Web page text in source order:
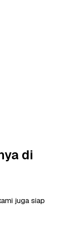
di
juga siap